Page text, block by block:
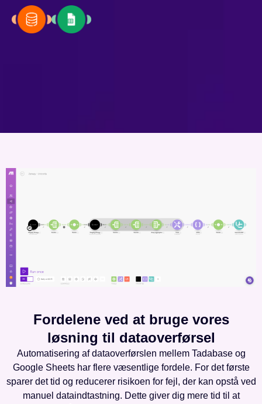
Fordelene ved at bruge vores
løsning til dataoverførsel
Automatisering af dataoverførslen mellem Tadabase og
Google Sheets har flere væsentlige fordele. For det første
sparer det tid og reducerer risikoen for fejl, der kan opstå ved
manuel dataindtastning. Dette giver dig mere tid til at